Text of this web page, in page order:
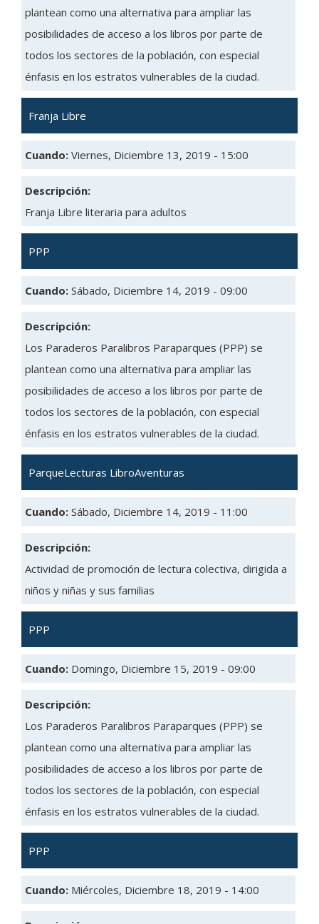
plantean como una alternativa para ampliar las
posibilidades de acceso a los libros por parte de
todos los sectores de la población, con especial
énfasis en los estratos vulnerables de la ciudad.
Franja Libre
Cuando: Viernes, Diciembre 13, 2019 - 15:00
Descripción:
Franja Libre literaria para adultos
PPP
Cuando: Sábado, Diciembre 14, 2019 - 09:00
Descripción:
Los Paraderos Paralibros Paraparques (PPP) se
plantean como una alternativa para ampliar las
posibilidades de acceso a los libros por parte de
todos los sectores de la población, con especial
énfasis en los estratos vulnerables de la ciudad.
ParqueLecturas LibroAventuras
Cuando: Sábado, Diciembre 14, 2019 - 11:00
Descripción:
Actividad de promoción de lectura colectiva, dirigida a
niños y niñas y sus familias
PPP
Cuando: Domingo, Diciembre 15, 2019 - 09:00
Descripción:
Los Paraderos Paralibros Paraparques (PPP) se
plantean como una alternativa para ampliar las
posibilidades de acceso a los libros por parte de
todos los sectores de la población, con especial
énfasis en los estratos vulnerables de la ciudad.
PPP
Cuando: Miércoles, Diciembre 18, 2019 - 14:00